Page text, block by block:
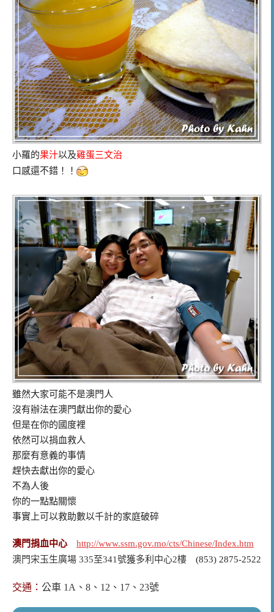
小羅的果汁以及雞蛋三文治
口感還不錯！！
雖然大家可能不是澳門人
沒有辦法在澳門獻出你的愛心
但是在你的國度裡
依然可以捐血救人
那麼有意義的事情
趕快去獻出你的愛心
不為人後
你的一點點關懷
事實上可以救助數以千計的家庭破碎
澳門捐血中心
http://www.ssm.gov.mo/cts/Chinese/Index.htm
澳門宋玉生廣場 335至341號獲多利中心2樓 (853) 2875-2522
交通： 公車 1A、8、12、17、23號